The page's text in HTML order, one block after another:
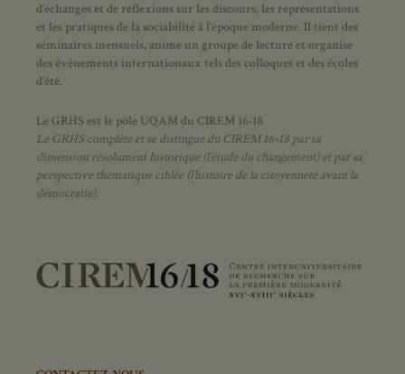
d’échanges et de réflexions sur les discours, les représentations
et les pratiques de la sociabilité à l’époque moderne. Il tient des
séminaires mensuels, anime un groupe de lecture et organise
des événements internationaux tels des colloques et des écoles
d’été.
Le GRHS est le pôle UQAM du CIREM 16-18
Le GRHS complète et se distingue du CIREM 16-18 par sa
dimension résolument historique (l’étude du changement) et par sa
perspective thématique ciblée (l’histoire de la citoyenneté avant la
démocratie).